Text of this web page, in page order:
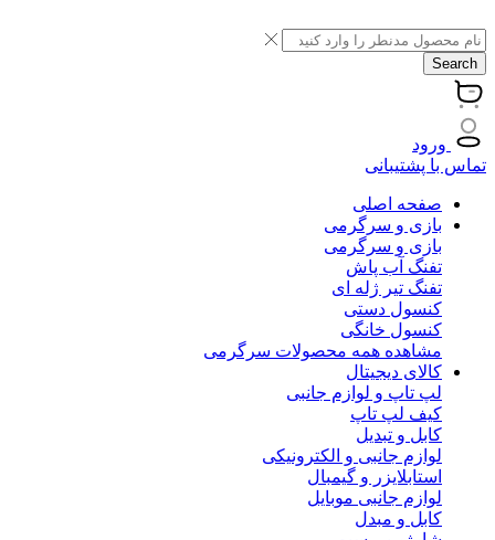
Search
ورود
تماس با پشتیبانی
صفحه اصلی
بازی و سرگرمی
بازی و سرگرمی
تفنگ آب پاش
تفنگ تیر ژله ای
کنسول دستی
کنسول خانگی
مشاهده همه محصولات سرگرمی
کالای دیجیتال
لپ تاپ و لوازم جانبی
کیف لپ تاپ
کابل و تبدیل
لوازم جانبی و الکترونیکی
استابلایزر و گیمبال
لوازم جانبی موبایل
کابل و مبدل